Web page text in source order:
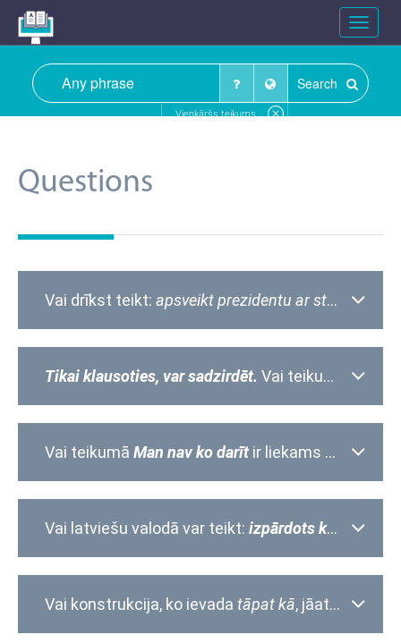
Toggle
Search
Vienkāršs teikums
Questions
Vai drīkst teikt: apsveikt prezidentu ar stāšanos amatā
Tikai klausoties, var sadzirdēt. Vai teikumā komats lietots pareizi?
Vai teikumā Man nav ko darīt ir liekams komats pirms
Vai latviešu valodā var teikt: izpārdots koncerts
Vai konstrukcija, ko ievada tāpat kā, jāatdala ar komatu?